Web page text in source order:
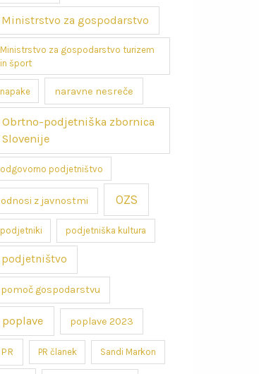
Ministrstvo za gospodarstvo
Ministrstvo za gospodarstvo turizem
in šport
napake naravne nesreče
Obrtno-podjetniška zbornica
Slovenije
odgovorno podjetništvo
odnosi z javnostmi OZS
podjetniki podjetniška kultura
podjetništvo
pomoč gospodarstvu
poplave poplave 2023
PR PR članek Sandi Markon